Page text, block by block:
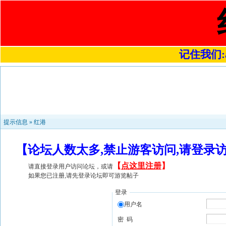
记住我们
提示信息 » 红港
【论坛人数太多,禁止游客访问,请登
请直接登录用户访问论坛，或请 【 点这里注册】
如果您已注册,请先登录论坛即可游览帖子
登录
用户名
密 码